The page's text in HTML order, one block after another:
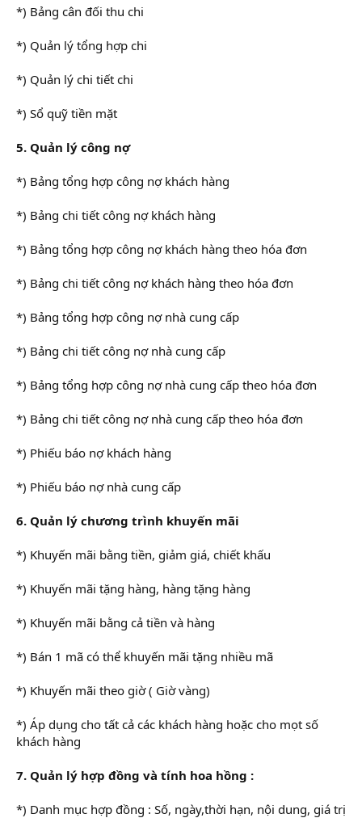
*) Bảng cân đối thu chi
*) Quản lý tổng hợp chi
*) Quản lý chi tiết chi
*) Sổ quỹ tiền mặt
5. Quản lý công nợ
*) Bảng tổng hợp công nợ khách hàng
*) Bảng chi tiết công nợ khách hàng
*) Bảng tổng hợp công nợ khách hàng theo hóa đơn
*) Bảng chi tiết công nợ khách hàng theo hóa đơn
*) Bảng tổng hợp công nợ nhà cung cấp
*) Bảng chi tiết công nợ nhà cung cấp
*) Bảng tổng hợp công nợ nhà cung cấp theo hóa đơn
*) Bảng chi tiết công nợ nhà cung cấp theo hóa đơn
*) Phiếu báo nợ khách hàng
*) Phiếu báo nợ nhà cung cấp
6. Quản lý chương trình khuyến mãi
*) Khuyến mãi bằng tiền, giảm giá, chiết khấu
*) Khuyến mãi tặng hàng, hàng tặng hàng
*) Khuyến mãi bằng cả tiền và hàng
*) Bán 1 mã có thể khuyến mãi tặng nhiều mã
*) Khuyến mãi theo giờ ( Giờ vàng)
*) Áp dụng cho tất cả các khách hàng hoặc cho mọt số
khách hàng
7. Quản lý hợp đồng và tính hoa hồng :
*) Danh mục hợp đồng : Số, ngày,thời hạn, nội dung, giá trị